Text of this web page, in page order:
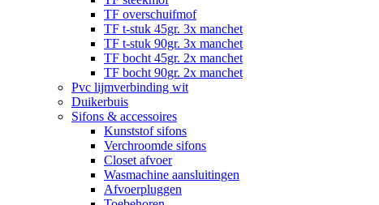
TF overschuifmof
TF t-stuk 45gr. 3x manchet
TF t-stuk 90gr. 3x manchet
TF bocht 45gr. 2x manchet
TF bocht 90gr. 2x manchet
Pvc lijmverbinding wit
Duikerbuis
Sifons & accessoires
Kunststof sifons
Verchroomde sifons
Closet afvoer
Wasmachine aansluitingen
Afvoerpluggen